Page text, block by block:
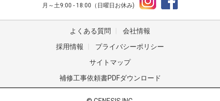
月～土9:00 - 18:00（日曜日お休み)
よくある質問
会社情報
採用情報
プライバシーポリシー
サイトマップ
補修工事依頼書PDFダウンロード